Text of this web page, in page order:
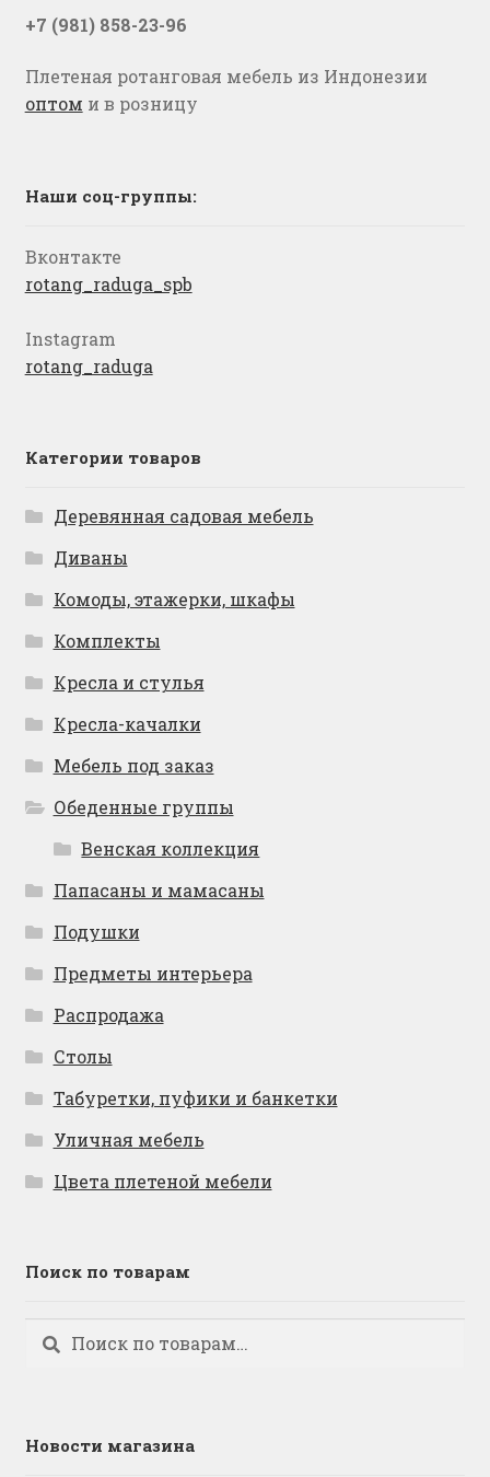
+7 (981) 858-23-96
Плетеная ротанговая мебель из Индонезии
оптом и в розницу
Наши соц-группы:
Вконтакте
rotang_raduga_spb
Instagram
rotang_raduga
Категории товаров
Деревянная садовая мебель
Диваны
Комоды, этажерки, шкафы
Комплекты
Кресла и стулья
Кресла-качалки
Мебель под заказ
Обеденные группы
Венская коллекция
Папасаны и мамасаны
Подушки
Предметы интерьера
Распродажа
Столы
Табуретки, пуфики и банкетки
Уличная мебель
Цвета плетеной мебели
Поиск по товарам
Искать:
Поиск
Новости магазина